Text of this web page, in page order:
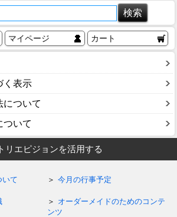
マイページ カート
く表示
について
ついて
リエピジョンを活用する
いて 今月の行事予定
オーダーメイドのためのコンテ
ンツ